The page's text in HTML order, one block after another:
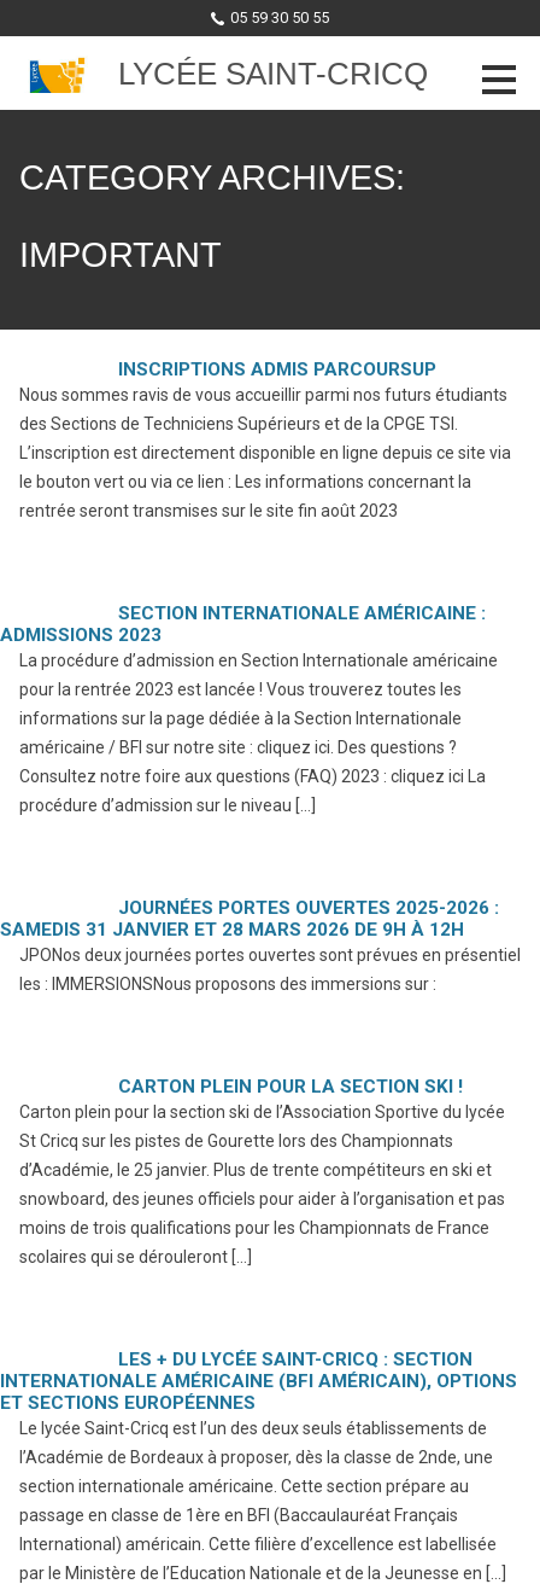
05 59 30 50 55
LYCÉE SAINT-CRICQ
CATEGORY ARCHIVES:
IMPORTANT
INSCRIPTIONS ADMIS PARCOURSUP
Nous sommes ravis de vous accueillir parmi nos futurs étudiants
des Sections de Techniciens Supérieurs et de la CPGE TSI.
L’inscription est directement disponible en ligne depuis ce site via
le bouton vert ou via ce lien : Les informations concernant la
rentrée seront transmises sur le site fin août 2023
SECTION INTERNATIONALE AMÉRICAINE :
ADMISSIONS 2023
La procédure d’admission en Section Internationale américaine
pour la rentrée 2023 est lancée ! Vous trouverez toutes les
informations sur la page dédiée à la Section Internationale
américaine / BFI sur notre site : cliquez ici. Des questions ?
Consultez notre foire aux questions (FAQ) 2023 : cliquez ici La
procédure d’admission sur le niveau […]
JOURNÉES PORTES OUVERTES 2025-2026 :
SAMEDIS 31 JANVIER ET 28 MARS 2026 DE 9H À 12H
JPONos deux journées portes ouvertes sont prévues en présentiel
les : IMMERSIONSNous proposons des immersions sur :
CARTON PLEIN POUR LA SECTION SKI !
Carton plein pour la section ski de l’Association Sportive du lycée
St Cricq sur les pistes de Gourette lors des Championnats
d’Académie, le 25 janvier. Plus de trente compétiteurs en ski et
snowboard, des jeunes officiels pour aider à l’organisation et pas
moins de trois qualifications pour les Championnats de France
scolaires qui se dérouleront […]
LES + DU LYCÉE SAINT-CRICQ : SECTION
INTERNATIONALE AMÉRICAINE (BFI AMÉRICAIN), OPTIONS
ET SECTIONS EUROPÉENNES
Le lycée Saint-Cricq est l’un des deux seuls établissements de
l’Académie de Bordeaux à proposer, dès la classe de 2nde, une
section internationale américaine. Cette section prépare au
passage en classe de 1ère en BFI (Baccaulauréat Français
International) américain. Cette filière d’excellence est labellisée
par le Ministère de l’Education Nationale et de la Jeunesse en […]